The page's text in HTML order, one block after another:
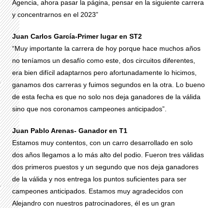
Agencia, ahora pasar la página, pensar en la siguiente carrera
y concentrarnos en el 2023”
Juan Carlos García-Primer lugar en ST2
“Muy importante la carrera de hoy porque hace muchos años
no teníamos un desafío como este, dos circuitos diferentes,
era bien difícil adaptarnos pero afortunadamente lo hicimos,
ganamos dos carreras y fuimos segundos en la otra. Lo bueno
de esta fecha es que no solo nos deja ganadores de la válida
sino que nos coronamos campeones anticipados”.
Juan Pablo Arenas- Ganador en T1
Estamos muy contentos, con un carro desarrollado en solo
dos años llegamos a lo más alto del podio. Fueron tres válidas
dos primeros puestos y un segundo que nos deja ganadores
de la válida y nos entrega los puntos suficientes para ser
campeones anticipados. Estamos muy agradecidos con
Alejandro con nuestros patrocinadores, él es un gran